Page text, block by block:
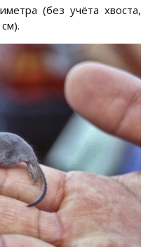
(без учёта хвоста,